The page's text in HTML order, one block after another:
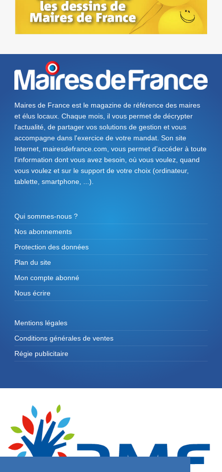
Maires de France est le magazine de référence des maires
et élus locaux. Chaque mois, il vous permet de décrypter
l'actualité, de partager vos solutions de gestion et vous
accompagne dans l'exercice de votre mandat. Son site
Internet, mairesdefrance.com, vous permet d’accéder à toute
l'information dont vous avez besoin, où vous voulez, quand
vous voulez et sur le support de votre choix (ordinateur,
tablette, smartphone, ...).
Qui sommes-nous ?
Nos abonnements
Protection des données
Plan du site
Mon compte abonné
Nous écrire
Mentions légales
Conditions générales de ventes
Régie publicitaire